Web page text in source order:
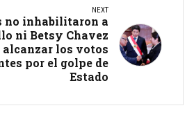
NEXT
no inhabilitaron a
ni Betsy Chavez
alcanzar los votos
por el golpe de
Estado